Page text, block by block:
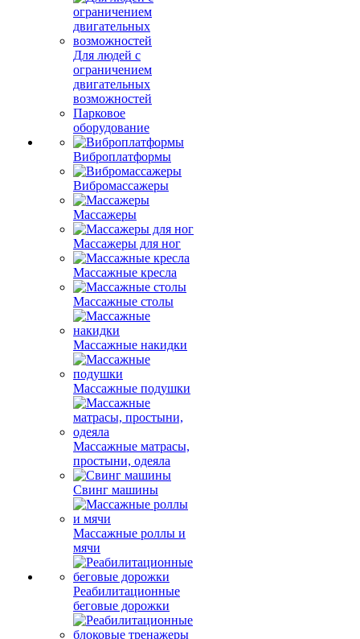
Для людей с
ограничением
двигательных
возможностей
Парковое
оборудование
Виброплатформы
Вибромассажеры
Массажеры
Массажеры для ног
Массажные кресла
Массажные столы
Массажные накидки
Массажные подушки
Массажные матрасы,
простыни, одеяла
Свинг машины
Массажные роллы и
мячи
Реабилитационные
беговые дорожки